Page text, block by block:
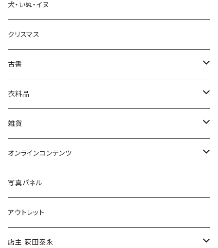
生活・暮らし
芸術・絵画・写真
絵本・児童書
娯楽・エンターテインメント
犬・いぬ・イヌ
クリスマス
古書
古書セット
美術
衣料品
POLEWARDS
Tシャツ
雑貨
バッグ
ブックカバー
マグカップ
傘
オンラインコンテンツ
冒険クロストーク
写真パネル
アウトレット
店主 荻田泰永